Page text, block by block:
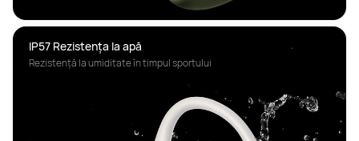
IP57 Rezistența la apă
Rezistență la umiditate în timpul sportului